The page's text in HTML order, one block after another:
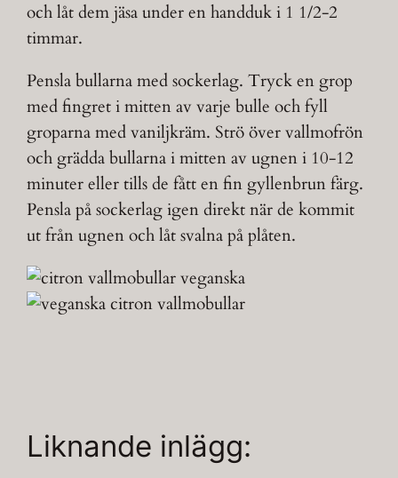
och låt dem jäsa under en handduk i 1 1/2-2
timmar.
Pensla bullarna med sockerlag. Tryck en grop
med fingret i mitten av varje bulle och fyll
groparna med vaniljkräm. Strö över vallmofrön
och grädda bullarna i mitten av ugnen i 10-12
minuter eller tills de fått en fin gyllenbrun färg.
Pensla på sockerlag igen direkt när de kommit
ut från ugnen och låt svalna på plåten.
Liknande inlägg: